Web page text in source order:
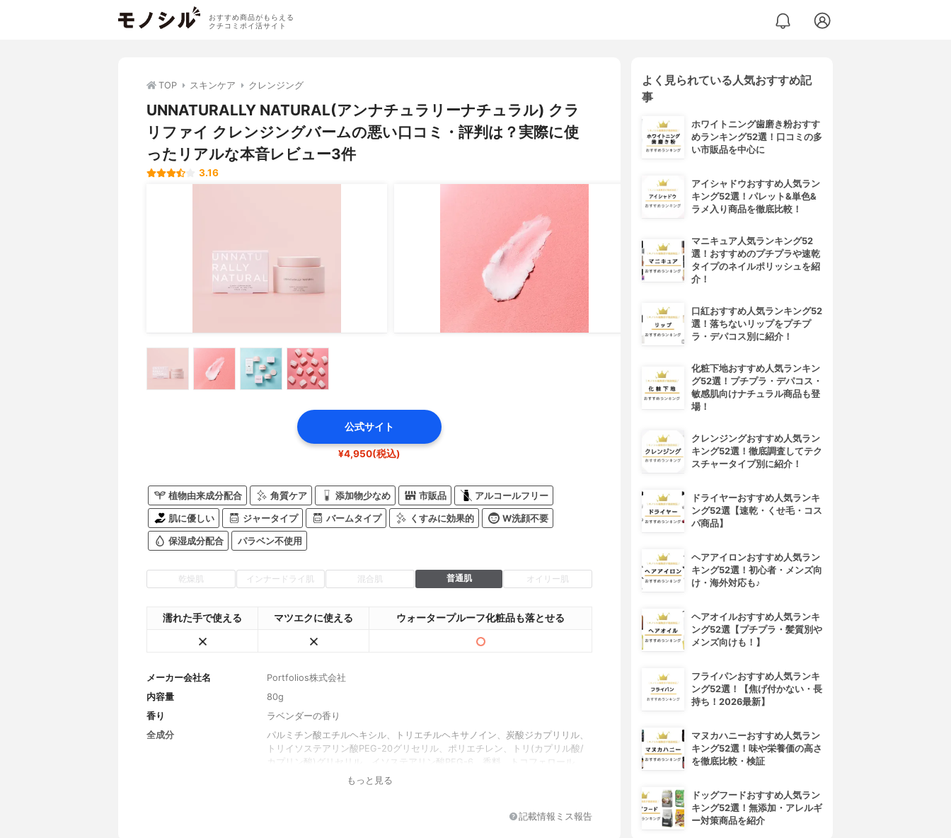
おすすめ商品がもらえる
クチコミポイ活サイト
TOP スキンケア クレンジング
UNNATURALLY NATURAL(アンナチュラリーナチュラル) クラ
リファイ クレンジングバームの悪い口コミ・評判は？実際に使
ったリアルな本音レビュー3件
3.16
公式サイト
¥4,950(税込)
植物由来成分配合 角質ケア 添加物少なめ 市販品 アルコールフリー
肌に優しい ジャータイプ バームタイプ くすみに効果的 W洗顔不要
保湿成分配合 パラベン不使用
乾燥肌 インナードライ肌 混合肌 普通肌 オイリー肌
濡れた手で使える マツエクに使える ウォータープルーフ化粧品も落とせる
メーカー会社名
Portfolios株式会社
内容量
80g
香り
ラベンダーの香り
全成分
パルミチン酸エチルヘキシル、トリエチルヘキサノイン、炭酸ジカプリリル、
トリイソステアリン酸PEG-20グリセリル、ポリエチレン、トリ(カプリル酸/
カプリン酸)グリセリル、イソステアリン酸PEG-6、香料、トコフェロール、
エチルヘキシルグリセリン、水、BG、温泉水、酢酸トコフェロール、テトラヘ
油、グリセリン、ルイボスエキス、クリスマムマリチマムエキス、ムラサキ根
もっと見る
記載情報ミス報告
よく見られている人気おすすめ記
事
ホワイトニング歯磨き粉おすす
めランキング52選！口コミの多
い市販品を中心に
アイシャドウおすすめ人気ラン
キング52選！パレット&単色&
ラメ入り商品を徹底比較！
マニキュア人気ランキング52
選！おすすめのプチプラや速乾
タイプのネイルポリッシュを紹
介！
口紅おすすめ人気ランキング52
選！落ちないリップをプチプ
ラ・デパコス別に紹介！
化粧下地おすすめ人気ランキン
グ52選！プチプラ・デパコス・
敏感肌向けナチュラル商品も登
場！
クレンジングおすすめ人気ラン
キング52選！徹底調査してテク
スチャータイプ別に紹介！
ドライヤーおすすめ人気ランキ
ング52選【速乾・くせ毛・コス
パ商品】
ヘアアイロンおすすめ人気ラン
キング52選！初心者・メンズ向
け・海外対応も♪
ヘアオイルおすすめ人気ランキ
ング52選【プチプラ・髪質別や
メンズ向けも！】
フライパンおすすめ人気ランキ
ング52選！【焦げ付かない・長
持ち！2026最新】
マヌカハニーおすすめ人気ラン
キング52選！味や栄養価の高さ
を徹底比較・検証
ドッグフードおすすめ人気ラン
キング52選！無添加・アレルギ
ー対策商品を紹介